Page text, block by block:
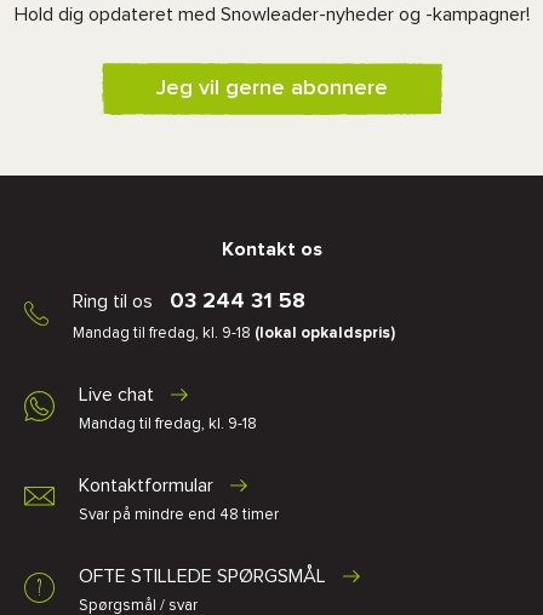
Hold dig opdateret med Snowleader-nyheder og -kampagner!
Jeg vil gerne abonnere
Kontakt os
Ring til os 03 244 31 58
Mandag til fredag, kl. 9-18 (lokal opkaldspris)
Live chat
Mandag til fredag, kl. 9-18
Kontaktformular
Svar på mindre end 48 timer
OFTE STILLEDE SPØRGSMÅL
Spørgsmål / svar